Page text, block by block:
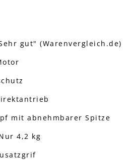
gut" (Warenvergleich.de)
mit abnehmbarer Spitze
4,2 kg